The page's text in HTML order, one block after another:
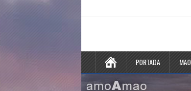
PORTADA MAO